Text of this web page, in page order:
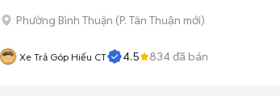
Phường Bình Thuận (P. Tân Thuận mới)
Xe Trả Góp Hiếu CT 4.5 834đã bán